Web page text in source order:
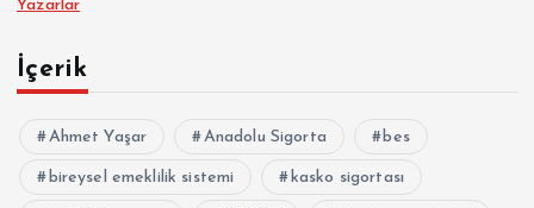
Yazarlar
İçerik
Ahmet Yaşar Anadolu Sigorta bes
bireysel emeklilik sistemi kasko sigortası